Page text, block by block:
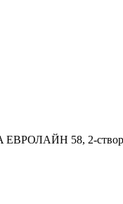
ЕВРОЛАЙН 58, 2-